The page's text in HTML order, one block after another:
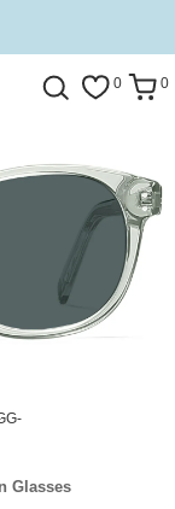
0 0
Glasses